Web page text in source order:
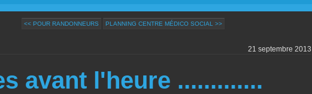
<< POUR RANDONNEURS PLANNING CENTRE MÉDICO SOCIAL >>
21 septembre 2013
avant l'heure .............